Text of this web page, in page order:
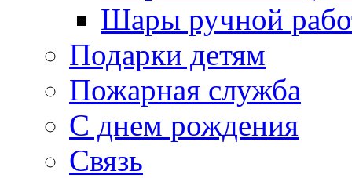
Шары ручной
Подарки детям
Пожарная служба
С днем рождения
Связь